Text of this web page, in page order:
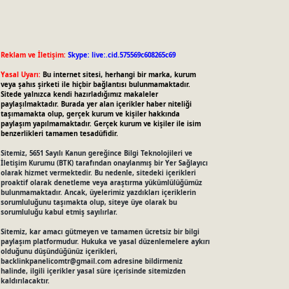
Reklam ve İletişim: Skype: live:.cid.575569c608265c69
Yasal Uyarı: Bu internet sitesi, herhangi bir marka, kurum
veya şahıs şirketi ile hiçbir bağlantısı bulunmamaktadır.
Sitede yalnızca kendi hazırladığımız makaleler
paylaşılmaktadır. Burada yer alan içerikler haber niteliği
taşımamakta olup, gerçek kurum ve kişiler hakkında
paylaşım yapılmamaktadır. Gerçek kurum ve kişiler ile isim
benzerlikleri tamamen tesadüfidir.
Sitemiz, 5651 Sayılı Kanun gereğince Bilgi Teknolojileri ve
İletişim Kurumu (BTK) tarafından onaylanmış bir Yer Sağlayıcı
olarak hizmet vermektedir. Bu nedenle, sitedeki içerikleri
proaktif olarak denetleme veya araştırma yükümlülüğümüz
bulunmamaktadır. Ancak, üyelerimiz yazdıkları içeriklerin
sorumluluğunu taşımakta olup, siteye üye olarak bu
sorumluluğu kabul etmiş sayılırlar.
Sitemiz, kar amacı gütmeyen ve tamamen ücretsiz bir bilgi
paylaşım platformudur. Hukuka ve yasal düzenlemelere aykırı
olduğunu düşündüğünüz içerikleri,
backlinkpanelicomtr@gmail.comadresine bildirmeniz
halinde, ilgili içerikler yasal süre içerisinde sitemizden
kaldırılacaktır.